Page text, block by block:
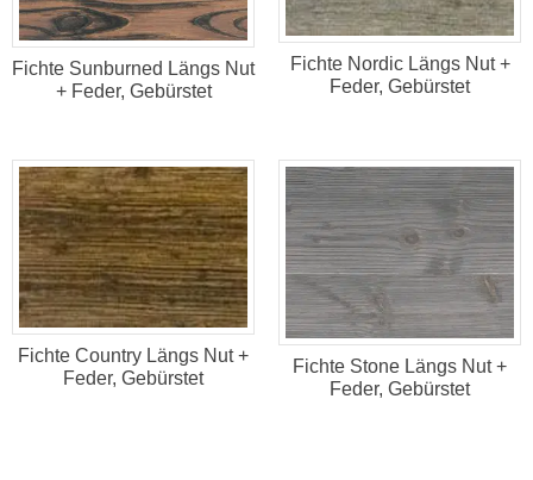
Fichte Sunburned Längs Nut
+ Feder, Gebürstet
Fichte Nordic Längs Nut +
Feder, Gebürstet
Fichte Country Längs Nut +
Feder, Gebürstet
Fichte Stone Längs Nut +
Feder, Gebürstet